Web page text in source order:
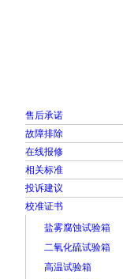
售后承诺
故障排除
在线报修
相关标准
投诉建议
校准证书
盐雾腐蚀试验箱
二氧化硫试验箱
高温试验箱